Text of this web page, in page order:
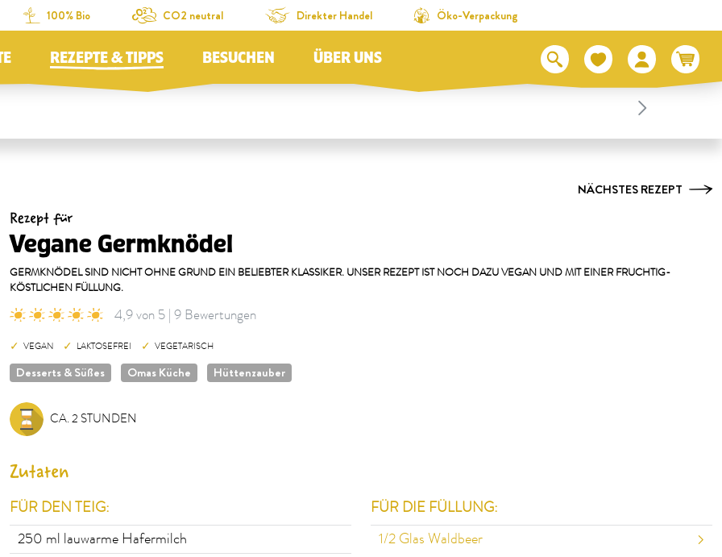
100% Bio CO2 neutral Direkter Handel Öko-Verpackung
REZEPTE & TIPPS BESUCHEN ÜBER UNS
NÄCHSTES REZEPT
Rezept für
Vegane Germknödel
GERMKNÖDEL SIND NICHT OHNE GRUND EIN BELIEBTER KLASSIKER. UNSER REZEPT IST NOCH DAZU VEGAN UND MIT EINER FRUCHTIG-
KÖSTLICHEN FÜLLUNG.
4,9 von 5 | 9 Bewertungen
VEGAN LAKTOSEFREI VEGETARISCH
Desserts & Süßes Omas Küche Hüttenzauber
CA. 2 STUNDEN
Zutaten
FÜR DEN TEIG:
250 ml lauwarme Hafermilch
FÜR DIE FÜLLUNG:
1/2Glas Waldbeer